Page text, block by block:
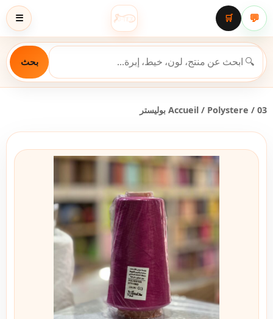
☰ 💬
🛒
بحث
Accueil / Polystere / 03 بوليستر